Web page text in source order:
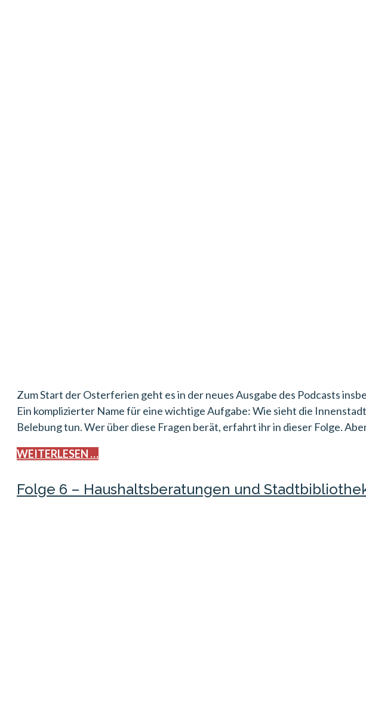
Zum Start der Osterferien geht es in der neues Ausgabe des Podcasts
Ein komplizierter Name für eine wichtige Aufgabe: Wie sieht die
Belebung tun. Wer über diese Fragen berät, erfahrt ihr in dieser Folge.
WEITERLESEN …
Folge 6 – Haushaltsberatungen und